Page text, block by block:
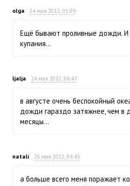
olga 24 мая 2012, 01:09
Ещё бывают проливные дожди. И
купания...
ljalja 24 мая 2012, 06:47
в августе очень беспокойный
дожди гараздо затяжнее, чем в
месяцы...
natali 26 мая 2012, 04:43
а больше всего меня поражает